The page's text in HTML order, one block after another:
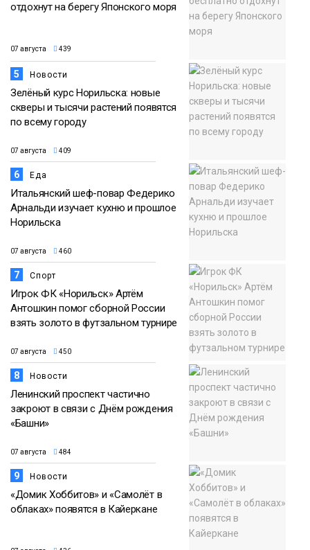
отдохнут на берегу Японского моря
07 августа 439
5 Новости
Зелёный курс Норильска: новые
скверы и тысячи растений появятся
по всему городу
07 августа 409
6 Еда
Итальянский шеф-повар Федерико
Арнальди изучает кухню и прошлое
Норильска
07 августа 460
7 Спорт
Игрок ФК «Норильск» Артём
Антошкин помог сборной России
взять золото в футзальном турнире
07 августа 450
8 Новости
Ленинский проспект частично
закроют в связи с Днём рождения
«Башни»
07 августа 484
9 Новости
«Домик Хоббитов» и «Самолёт в
облаках» появятся в Кайеркане